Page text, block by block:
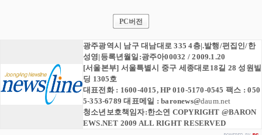
PC버전
광주광역시 남구 대남대로 335 4층|.발행/편집인/한
성영|등록년월일:광주아00032 / 2009.1.20
[서울본부] 서울특별시 중구 세종대로18길 28 성원빌
딩 1305호
대표전화 : 1600-4015, HP 010-5170-0545 팩스 : 050
5-353-6789 대표메일 :baronews@daum.net
청소년보호책임자:한소연 COPYRIGHT @BARON
EWS.NET 2009 ALL RIGHT RESERVED